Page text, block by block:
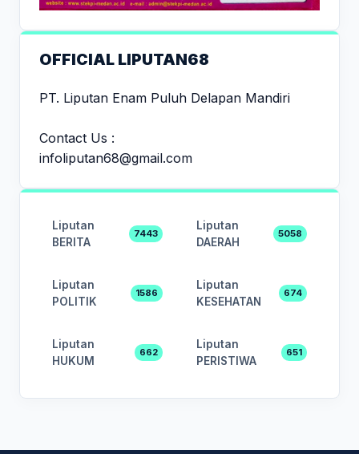
OFFICIAL LIPUTAN68
PT. Liputan Enam Puluh Delapan Mandiri
Contact Us :
infoliputan68@gmail.com
Liputan
BERITA
7443
Liputan
DAERAH
5058
Liputan
POLITIK
1586
Liputan
KESEHATAN
674
Liputan
HUKUM
662
Liputan
PERISTIWA
651